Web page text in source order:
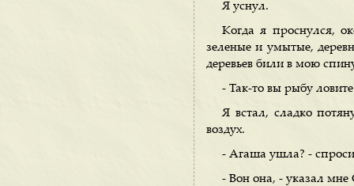
Я уснул.
Когда я проснулся,
зеленые и умытые,
деревьев били в мою
- Так-то вы рыбу
Я встал, сладко
воздух.
- Агаша ушла? -
- Вон она, - указал мне